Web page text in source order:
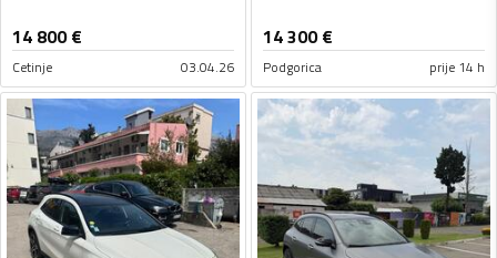
14 800€
Cetinje 03.04.26
14 300€
Podgorica prije 14 h